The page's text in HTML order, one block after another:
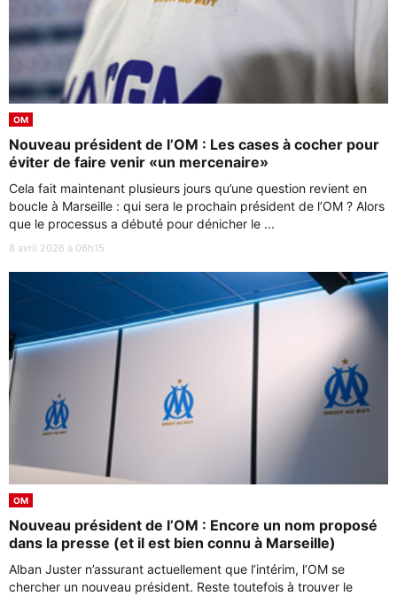
OM
Nouveau président de l’OM : Les cases à cocher pour
éviter de faire venir «un mercenaire»
Cela fait maintenant plusieurs jours qu’une question revient en
boucle à Marseille : qui sera le prochain président de l’OM ? Alors
que le processus a débuté pour dénicher le ...
8 avril 2026 à 06h15
OM
Nouveau président de l’OM : Encore un nom proposé
dans la presse (et il est bien connu à Marseille)
Alban Juster n’assurant actuellement que l’intérim, l’OM se
chercher un nouveau président. Reste toutefois à trouver le